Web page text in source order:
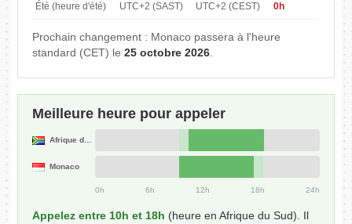
Été (heure d'été) UTC+2 (SAST) UTC+2 (CEST) 0h
Prochain changement : Monaco passera à l'heure
standard (CET) le25 octobre 2026.
Meilleure heure pour appeler
Afrique du Sud
Monaco
0h 6h 12h 18h 24h
Appelez entre 10h et 18h (heure en Afrique du Sud). Il